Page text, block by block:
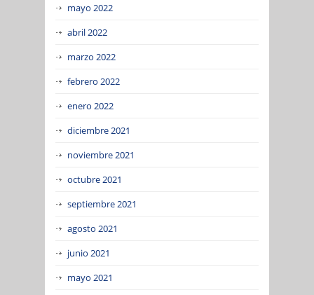
mayo 2022
abril 2022
marzo 2022
febrero 2022
enero 2022
diciembre 2021
noviembre 2021
octubre 2021
septiembre 2021
agosto 2021
junio 2021
mayo 2021